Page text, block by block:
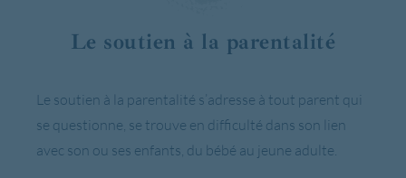
Le soutien à la parentalité
Le soutien à la parentalité s’adresse à tout parent qui
se questionne, se trouve en difficulté dans son lien
avec son ou ses enfants, du bébé au jeune adulte.